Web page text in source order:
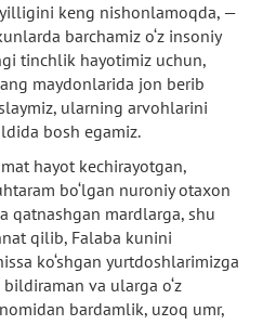
keng nishonlamoqda, —
barchamiz o‘z insoniy
tinchlik hayotimiz uchun,
maydonlarida jon berib
ularning arvohlarini
bosh egamiz.
hayot kechirayotgan,
bo‘lgan nuroniy otaxon
qatnashgan mardlarga, shu
qilib, Falaba kunini
ko‘shgan yurtdoshlarimizga
va ularga o‘z
bardamlik, uzoq umr,